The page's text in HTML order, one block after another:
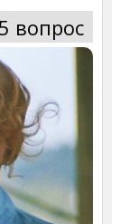
5 вопрос